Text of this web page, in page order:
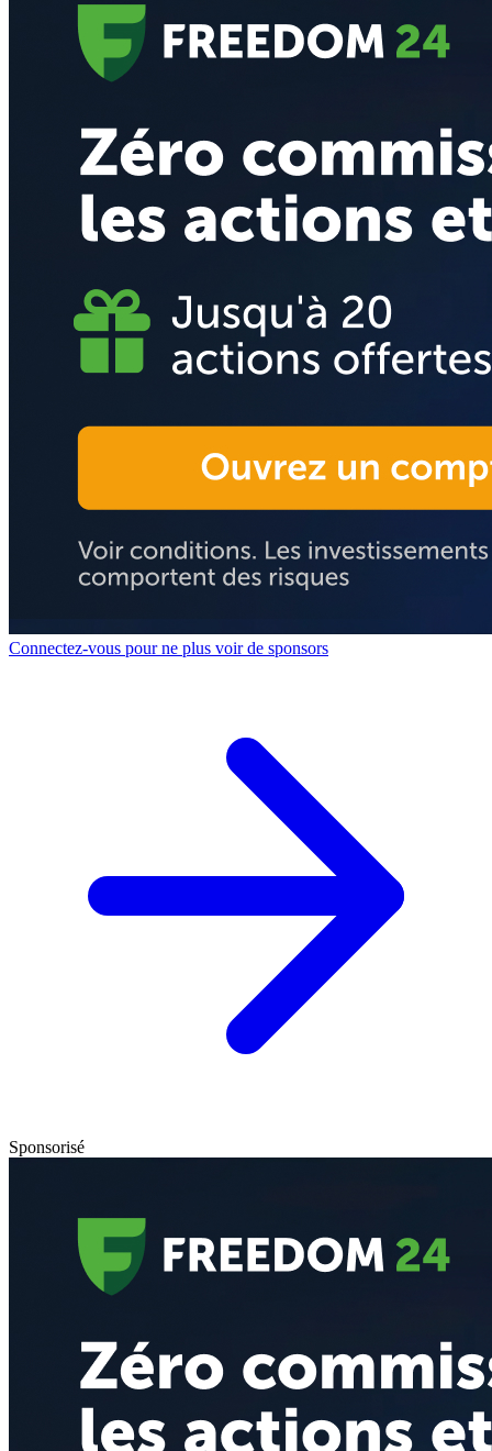
Connectez-vous pour ne plus voir de sponsors
Sponsorisé